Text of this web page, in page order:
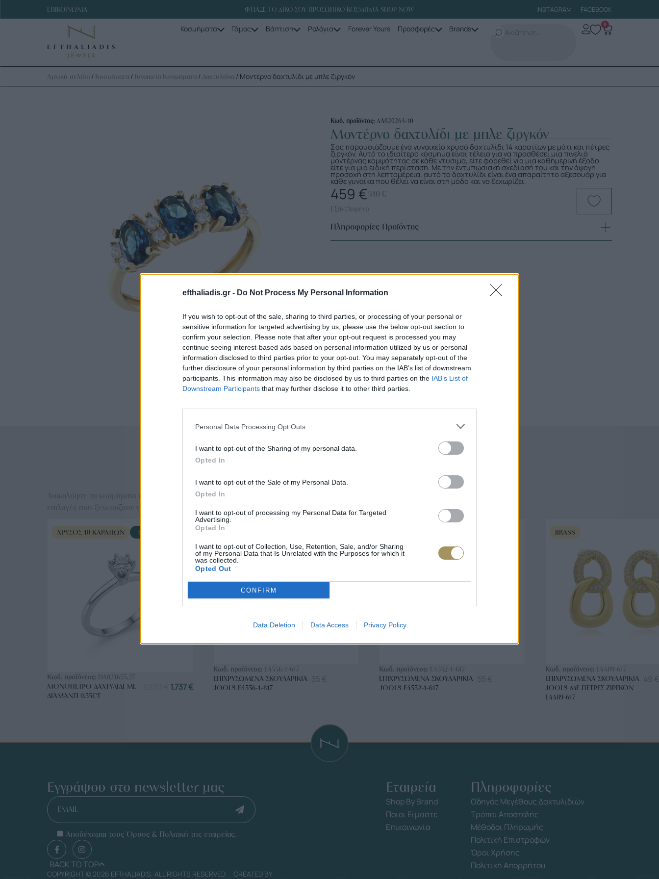
efthaliadis.gr - Do Not Process My Personal Information
If you wish to opt-out of the sale, sharing to third parties, or processing of your personal or
sensitive information for targeted advertising by us, please use the below opt-out section to
confirm your selection. Please note that after your opt-out request is processed you may
continue seeing interest-based ads based on personal information utilized by us or personal
information disclosed to third parties prior to your opt-out. You may separately opt-out of the
further disclosure of your personal information by third parties on the IAB’s list of downstream
participants. This information may also be disclosed by us to third parties on the IAB’s List of
Downstream Participants that may further disclose it to other third parties.
Personal Data Processing Opt Outs
I want to opt-out of the Sharing of my personal data.
Opted In
I want to opt-out of the Sale of my Personal Data.
Opted In
I want to opt-out of processing my Personal Data for Targeted
Advertising.
Opted In
I want to opt-out of Collection, Use, Retention, Sale, and/or Sharing
of my Personal Data that Is Unrelated with the Purposes for which it
was collected.
Opted Out
CONFIRM
Data Deletion Data Access Privacy Policy
ΕΠΙΚΟΙΝΩΝΙΑ ΦΤΙΑΞΕ ΤΟ ΔΙΚΟ ΣΟΥ ΠΡΟΣΩΠΙΚΟ ΚΟΣΜΗΜΑ SHOP NOW INSTAGRAM FACEBOOK
Κοσμήματα Γάμος Βάπτιση Ρολόγια Forever Yours Προσφορές Brands 0
Αρχική σελίδα / Κοσμήματα / Γυναικεία Κοσμήματα / Δαχτυλίδια / Μοντέρνο δαχτυλίδι με μπλε ζιργκόν
Κωδ. προϊόντος:ΔΑ020264-10
Μοντέρνο δαχτυλίδι με μπλε ζιργκόν
Σας παρουσιάζουμε ένα γυναικείο χρυσό δαχτυλίδι 14 καρατίων με μάτι και πέτρες
ζιργκόν. Αυτό το ιδιαίτερο κόσμημα είναι τέλειο για να προσθέσει μια πινελιά
μοντέρνας κομψότητας σε κάθε ντύσιμο, είτε φορεθεί για μια καθημερινή έξοδο
είτε για μια ειδική περίσταση. Με την εντυπωσιακή σχεδίασή του και την άψογη
προσοχή στη λεπτομέρεια, αυτό το δαχτυλίδι είναι ένα απαραίτητο αξεσουάρ για
κάθε γυναίκα που θέλει να είναι στη μόδα και να ξεχωρίζει.
510€
459 €
Εξαντλημένο
Πληροφορίες Προϊόντος
Επιλογές Που Ταιριάζουν
Ανακαλύψτε τα κοσμήματα που αγαπήθηκαν περισσότερο! Εδώ θα βρείτε τις κορυφαίες
ΧΡΥΣΌΣ 18 ΚΑΡΑΤΊΩΝ -10%
Κωδ. προϊόντος: DA021655.27
ΜΟΝΌΠΕΤΡΟ ΔΑΧΤΥΛΊΔΙ ΜΕ
ΔΙΑΜΆΝΤΙ 0.35CT
1.737€
BRASS
Κωδ. προϊόντος: E4556-1-617
ΕΠΙΧΡΥΣΩΜΈΝΑ ΣΚΟΥΛΑΡΊΚΙΑ
JOOLS E4556-1-617
Κωδ. προϊόντος: E4552-1-617
ΕΠΙΧΡΥΣΩΜΈΝΑ ΣΚΟΥΛΑΡΊΚΙΑ
JOOLS E4552-1-617
BRASS
Κωδ. προϊόντος: E4489-617
ΕΠΙΧΡΥΣΩΜΈΝΑ ΣΚΟΥΛΑΡΊΚΙΑ
JOOLS ΜΕ ΠΈΤΡΕΣ ΖΙΡΓΚΌΝ
E4489-617
Εγγράψου στο newsletter μας
EMAIL
Αποδέχομαι τους Όρους & Πολιτική της εταιρείας.
BACK TO TOP
Εταιρεία
Shop By Brand
Ποιοι Είμαστε
Επικοινωνία
Πληροφορίες
Οδηγός Μεγέθους Δαχτυλιδιών
Τρόποι Αποστολής
Μέθοδοι Πληρωμής
Πολιτική Επιστροφών
Όροι Χρήσης
Πολιτική Απορρήτου
COPYRIGHT © 2026 EFTHALIADIS. ALL RIGHTS RESERVED CREATED BY